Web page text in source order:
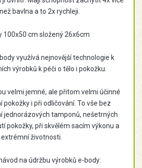
bavlna a to 2x rychleji.
100x50 cm složený 26x6cm
využívá nejnovější technologie k
výrobků k péči o tělo i pokožku.
velmi jemné, ale přitom velmi účinné
pokožky i při odličování. To vše bez
jednorázových tamponů, nešetrných
pokožky, při skvělém sacím výkonu a
extrémní životnosti.
na údržbu výrobků e-body: